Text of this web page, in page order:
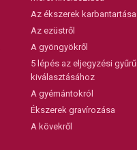
Az ékszerek karbantartása
Az ezüstről
A gyöngyökről
5 lépés az eljegyzési gyűrű
kiválasztásához
A gyémántokról
Ékszerek gravírozása
A kövekről